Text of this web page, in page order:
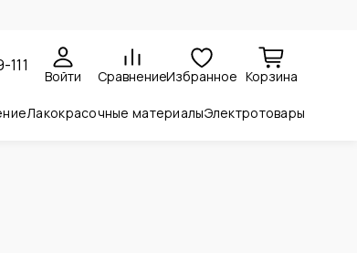
Войти СравнениеИзбранное Корзина
Лакокрасочные материалыЭлектротовары